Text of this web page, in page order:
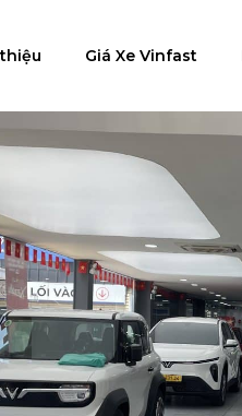
Giá Xe Vinfast